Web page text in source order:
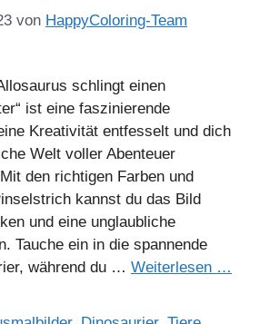
von HappyColoring-Team
schlingt einen
ist eine faszinierende
Kreativität entfesselt und dich
Welt voller Abenteuer
den richtigen Farben und
kannst du das Bild
und eine unglaubliche
Tauche ein in die spannende
während du … Weiterlesen …